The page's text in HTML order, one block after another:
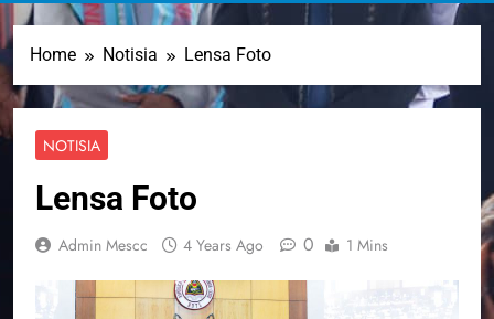
Home Notisia Lensa Foto
NOTISIA
Lensa Foto
Admin Mescc 4 Years Ago 0 1 Mins